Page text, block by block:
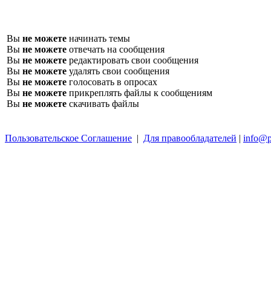
Вы не можете начинать темы
Вы не можете отвечать на сообщения
Вы не можете редактировать свои сообщения
Вы не можете удалять свои сообщения
Вы не можете голосовать в опросах
Вы не можете прикреплять файлы к сообщениям
Вы не можете скачивать файлы
Пользовательское Соглашение | Для правообладателей |